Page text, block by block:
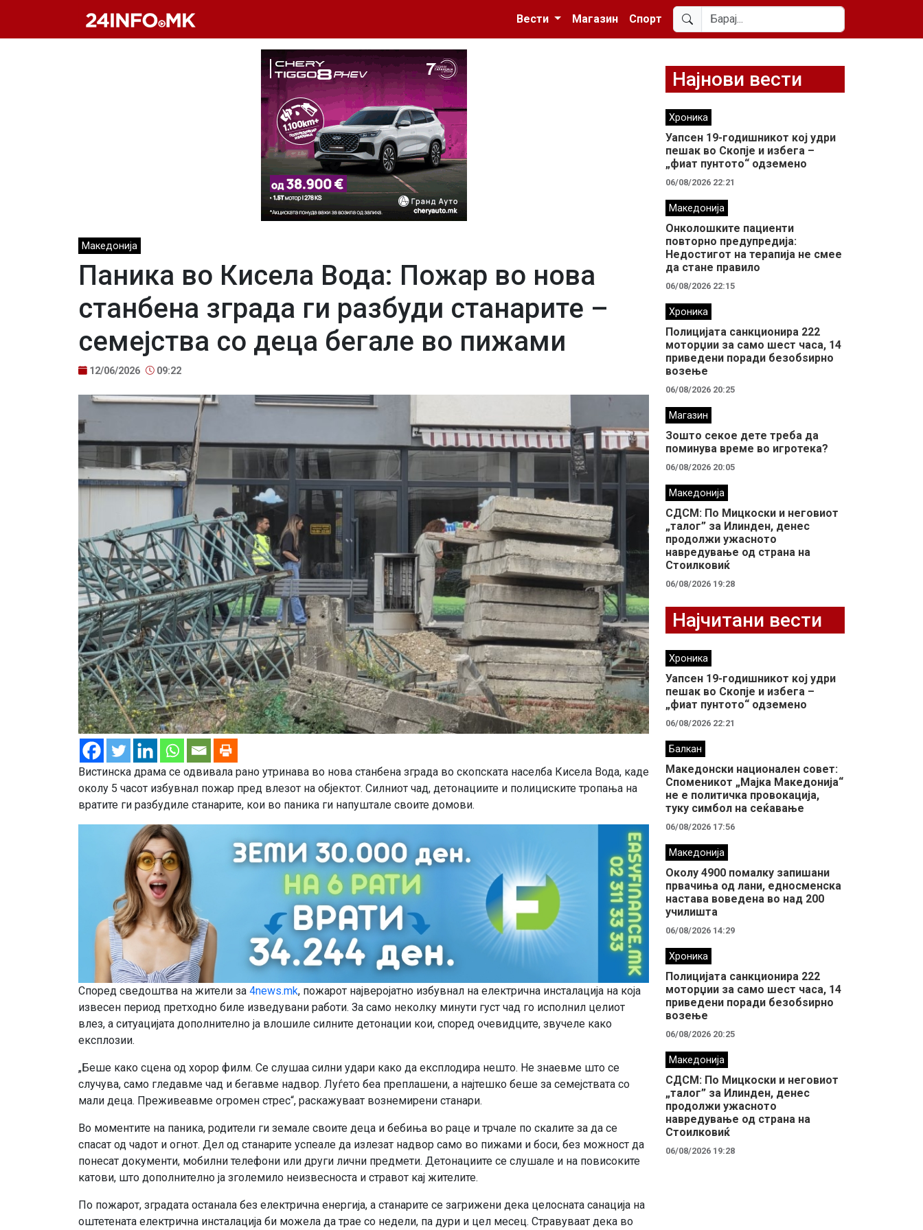
Вести
Магазин Спорт
Македонија
Паника во Кисела Вода: Пожар во нова
станбена зграда ги разбуди станарите –
семејства со деца бегале во пижами
12/06/2026 09:22
Вистинска драма се одвивала рано утринава во нова станбена зграда во скопската населба Кисела Вода, каде
околу 5 часот избувнал пожар пред влезот на објектот. Силниот чад, детонациите и полициските тропања на
вратите ги разбудиле станарите, кои во паника ги напуштале своите домови.
Според сведоштва на жители за 4news.mk, пожарот најверојатно избувнал на електрична инсталација на која
извесен период претходно биле изведувани работи. За само неколку минути густ чад го исполнил целиот
влез, а ситуацијата дополнително ја влошиле силните детонации кои, според очевидците, звучеле како
експлозии.
„Беше како сцена од хорор филм. Се слушаа силни удари како да експлодира нешто. Не знаевме што се
случува, само гледавме чад и бегавме надвор. Луѓето беа преплашени, а најтешко беше за семејствата со
мали деца. Преживеавме огромен стрес“, раскажуваат вознемирени станари.
Во моментите на паника, родители ги земале своите деца и бебиња во раце и трчале по скалите за да се
спасат од чадот и огнот. Дел од станарите успеале да излезат надвор само во пижами и боси, без можност да
понесат документи, мобилни телефони или други лични предмети. Детонациите се слушале и на повисоките
катови, што дополнително ја зголемило неизвесноста и стравот кај жителите.
По пожарот, зградата останала без електрична енергија, а станарите се загрижени дека целосната санација на
оштетената електрична инсталација би можела да трае со недели, па дури и цел месец. Стравуваат дека во
Најнови вести
Хроника
Уапсен 19-годишникот кој удри
пешак во Скопје и избега –
„фиат пунтото“ одземено
06/08/2026 22:21
Македонија
Онколошките пациенти
повторно предупредија:
Недостигот на терапија не смее
да стане правило
06/08/2026 22:15
Хроника
Полицијата санкционира 222
моторџии за само шест часа, 14
приведени поради безобѕирно
возење
06/08/2026 20:25
Магазин
Зошто секое дете треба да
поминува време во игротека?
06/08/2026 20:05
Македонија
СДСМ: По Мицкоски и неговиот
„талог” за Илинден, денес
продолжи ужасното
навредување од страна на
Стоилковиќ
06/08/2026 19:28
Најчитани вести
Хроника
Уапсен 19-годишникот кој удри
пешак во Скопје и избега –
„фиат пунтото“ одземено
06/08/2026 22:21
Балкан
Македонски национален совет:
Споменикот „Мајка Македонија“
не е политичка провокација,
туку симбол на сеќавање
06/08/2026 17:56
Македонија
Околу 4900 помалку запишани
првачиња од лани, едносменска
настава воведена во над 200
училишта
06/08/2026 14:29
Хроника
Полицијата санкционира 222
моторџии за само шест часа, 14
приведени поради безобѕирно
возење
06/08/2026 20:25
Македонија
СДСМ: По Мицкоски и неговиот
„талог” за Илинден, денес
продолжи ужасното
навредување од страна на
Стоилковиќ
06/08/2026 19:28